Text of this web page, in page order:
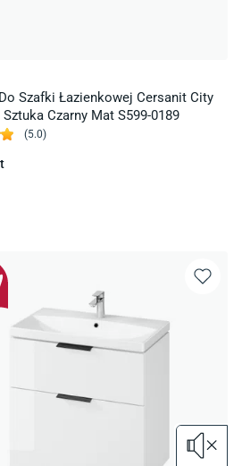
Szafki Łazienkowej Cersanit City
Sztuka Czarny Mat S599-0189
(5.0)